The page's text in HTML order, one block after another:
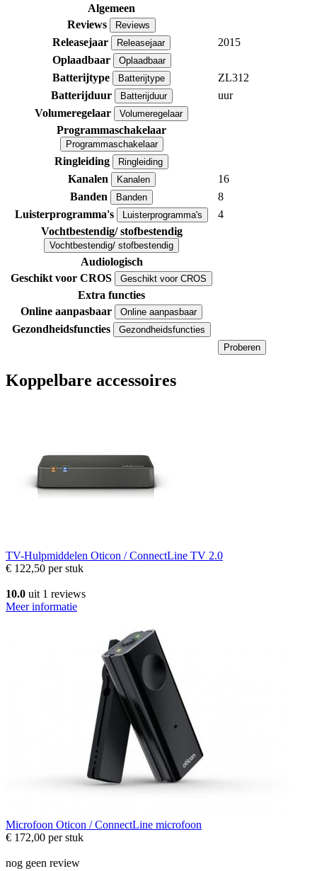
Algemeen
Reviews
Reviews
Releasejaar Releasejaar
2015
Oplaadbaar
Oplaadbaar
Batterijtype Batterijtype
ZL312
Batterijduur
Batterijduur
uur
Volumeregelaar
Volumeregelaar
Programmaschakelaar
Programmaschakelaar
Ringleiding Ringleiding
Kanalen Kanalen
16
Banden
Banden
8
Luisterprogramma's
Luisterprogramma's
4
Vochtbestendig/ stofbestendig
Vochtbestendig/ stofbestendig
Audiologisch
Geschikt voor CROS
Geschikt voor CROS
Extra functies
Online aanpasbaar
Online aanpasbaar
Gezondheidsfuncties
Gezondheidsfuncties
Proberen
Koppelbare accessoires
TV-Hulpmiddelen Oticon / ConnectLine TV 2.0
€ 122,50 per stuk
10.0 uit 1 reviews
Meer informatie
Microfoon Oticon / ConnectLine microfoon
€ 172,00 per stuk
nog geen review